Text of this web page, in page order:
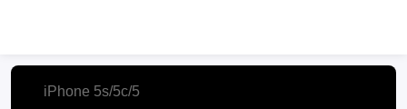
iPhone 5s/5c/5